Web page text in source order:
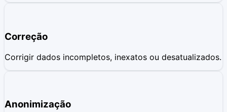
Correção
Corrigir dados incompletos, inexatos ou desatualizados.
Anonimização